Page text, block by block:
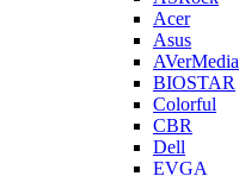
Acer
Asus
AVerMedia
BIOSTAR
Colorful
CBR
Dell
EVGA